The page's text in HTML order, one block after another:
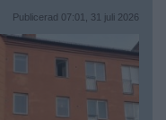
Publicerad 07:01, 31 juli 2026